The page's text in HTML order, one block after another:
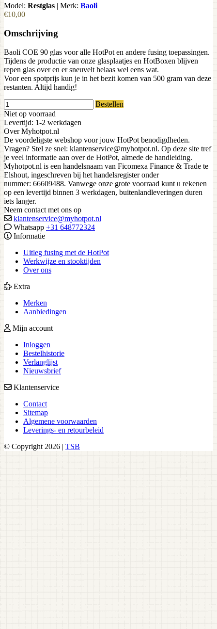
Model: Restglas | Merk: Baoli
€10,00
Omschrijving
Baoli COE 90 glas voor alle HotPot en andere fusing toepassingen.
Tijdens de productie van onze glasplaatjes en HotBoxen blijven
repen glas over en er sneuvelt helaas wel eens wat.
Voor een spotprijs kun je in het bezit komen van 500 gram van deze
restanten. Altijd handig!
Bestellen
Niet op voorraad
Levertijd: 1-2 werkdagen
Over Myhotpot.nl
De voordeligste webshop voor jouw HotPot benodigdheden.
Vragen? Stel ze snel: klantenservice@myhotpot.nl. Op deze site tref
je veel informatie aan over de HotPot, almede de handleiding.
Myhotpot.nl is een handelsnaam van Ficomexa Finance & Trade te
Elshout, ingeschreven bij het handelsregister onder
nummer: 66609488. Vanwege onze grote voorraad kunt u rekenen
op een levertijd binnen 3 werkdagen, buitenlandleveringen duren
iets langer.
Neem contact met ons op
klantenservice@myhotpot.nl
Whatsapp +31 648772324
Informatie
Uitleg fusing met de HotPot
Werkwijze en stooktijden
Over ons
Extra
Merken
Aanbiedingen
Mijn account
Inloggen
Bestelhistorie
Verlanglijst
Nieuwsbrief
Klantenservice
Contact
Sitemap
Algemene voorwaarden
Leverings- en retourbeleid
© Copyright 2026 | TSB